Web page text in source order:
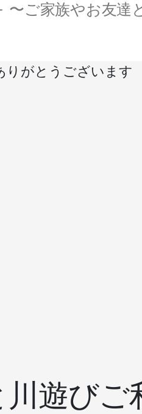
〜ご家族やお友達
続
き
りがとうございます
遊びご